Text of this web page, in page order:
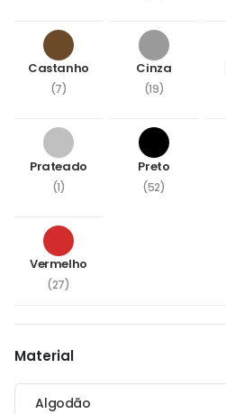
Castanho
(7)
Cinza
(19)
Prateado
(1)
Preto
(52)
Vermelho
(27)
Material
Algodão